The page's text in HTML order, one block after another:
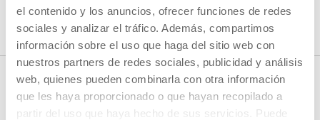
el contenido y los anuncios, ofrecer funciones de redes
sociales y analizar el tráfico. Además, compartimos
información sobre el uso que haga del sitio web con
nuestros partners de redes sociales, publicidad y análisis
web, quienes pueden combinarla con otra información
que les haya proporcionado o que hayan recopilado a
partir del uso que haya hecho de sus servicios. Puede